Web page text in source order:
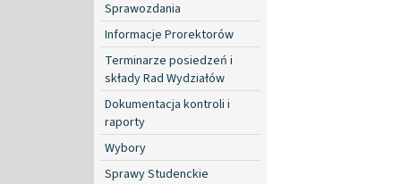
Sprawozdania
Informacje Prorektorów
Terminarze posiedzeń i
składy Rad Wydziałów
Dokumentacja kontroli i
raporty
Wybory
Sprawy Studenckie